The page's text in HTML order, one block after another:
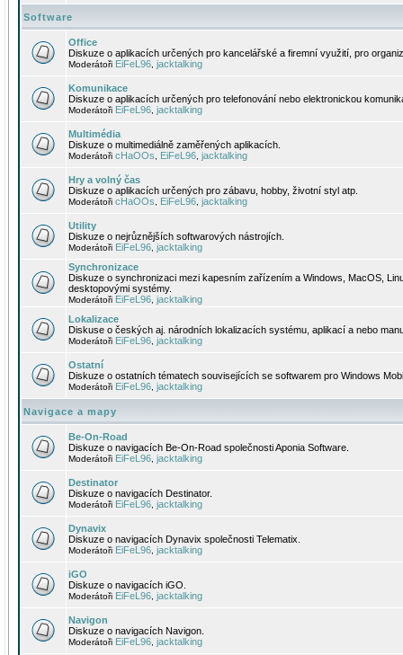
Software
Office
Diskuze o aplikacích určených pro kancelářské a firemní využití, pro
Moderátoři EiFeL96 jacktalking
Komunikace
Diskuze o aplikacích určených pro telefonování nebo elektronickou
Moderátoři EiFeL96 jacktalking
Multimédia
Diskuze o multimediálně zaměřených aplikacích.
Moderátoři cHaOOs EiFeL96 jacktalking
Hry a volný čas
Diskuze o aplikacích určených pro zábavu, hobby, životní styl atp.
Moderátoři cHaOOs EiFeL96 jacktalking
Utility
Diskuze o nejrůznějších softwarových nástrojích.
Moderátoři EiFeL96 jacktalking
Synchronizace
Diskuze o synchronizaci mezi kapesním zařízením a Windows, MacOS,
desktopovými systémy.
Moderátoři EiFeL96 jacktalking
Lokalizace
Diskuse o českých aj. národních lokalizacích systému, aplikací a nebo
Moderátoři EiFeL96 jacktalking
Ostatní
Diskuze o ostatních tématech souvisejících se softwarem pro Windows
Moderátoři EiFeL96 jacktalking
Navigace a mapy
Be-On-Road
Diskuze o navigacích Be-On-Road společnosti Aponia Software.
Moderátoři EiFeL96 jacktalking
Destinator
Diskuze o navigacích Destinator.
Moderátoři EiFeL96 jacktalking
Dynavix
Diskuze o navigacích Dynavix společnosti Telematix.
Moderátoři EiFeL96 jacktalking
iGO
Diskuze o navigacích iGO.
Moderátoři EiFeL96 jacktalking
Navigon
Diskuze o navigacích Navigon.
Moderátoři EiFeL96 jacktalking